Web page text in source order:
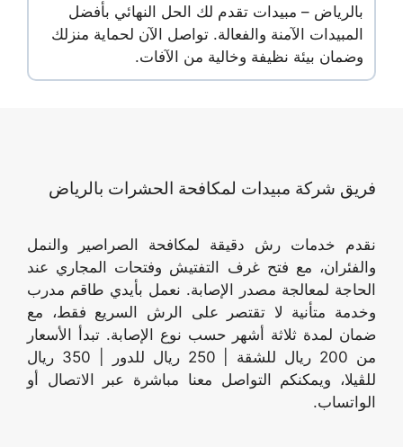
بالرياض – مبيدات تقدم لك الحل النهائي بأفضل
المبيدات الآمنة والفعالة. تواصل الآن لحماية منزلك
وضمان بيئة نظيفة وخالية من الآفات.
فريق شركة مبيدات لمكافحة الحشرات بالرياض
نقدم خدمات رش دقيقة لمكافحة الصراصير والنمل
والفئران، مع فتح غرف التفتيش وفتحات المجاري عند
الحاجة لمعالجة مصدر الإصابة. نعمل بأيدي طاقم مدرب
وخدمة متأنية لا تقتصر على الرش السريع فقط، مع
ضمان لمدة ثلاثة أشهر حسب نوع الإصابة. تبدأ الأسعار
من 200 ريال للشقة | 250 ريال للدور | 350 ريال
للڤيلا، ويمكنكم التواصل معنا مباشرة عبر الاتصال أو
الواتساب.